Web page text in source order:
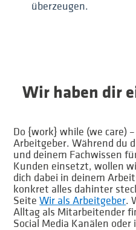
überzeugen.
Wir haben dir
Do {work} while (we care)
Arbeitgeber. Während du
und deinem Fachwissen
Kunden einsetzt, wollen
dich dabei in deinem
konkret alles dahinter
Seite Wir als Arbeitgeber.
Alltag als Mitarbeitender
Social Media Kanälen oder